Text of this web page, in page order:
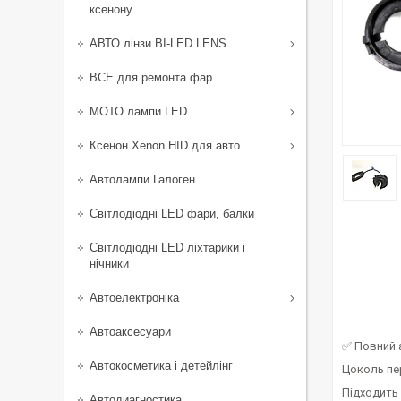
✅ Повний
Цоколь
ксенону
АВТО лінзи BI-LED LENS
ВСЕ для ремонта фар
МОТО лампи LED
Ксенон Xenon HID для авто
Автолампи Галоген
Світлодіодні LED фари, балки
Світлодіодні LED ліхтарики і
нічники
Автоелектроніка
Автоаксесуари
Автокосметика і детейлінг